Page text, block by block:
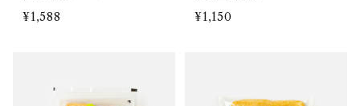
¥1,588 ¥1,150